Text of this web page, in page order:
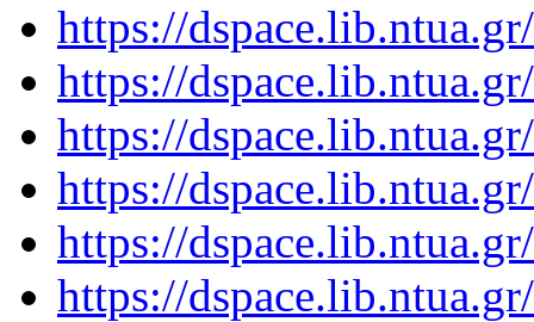
https://
https://
https://
https://
https://
https://